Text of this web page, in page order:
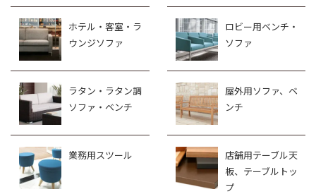
ホテル・客室・ラ
ウンジソファ
ロビー用ベンチ・
ソファ
ラタン・ラタン調
ソファ・ベンチ
屋外用ソファ、ベ
ンチ
業務用スツール
店舗用テーブル天
板、テーブルトッ
プ